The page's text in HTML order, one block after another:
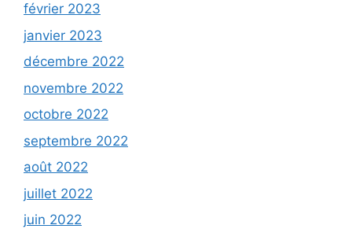
février 2023
janvier 2023
décembre 2022
novembre 2022
octobre 2022
septembre 2022
août 2022
juillet 2022
juin 2022